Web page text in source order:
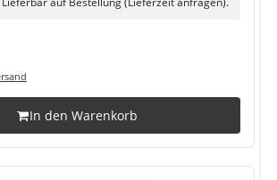
In den Warenkorb